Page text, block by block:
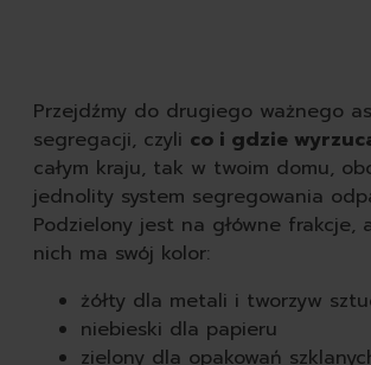
zmywanie
płyny
Przejdźmy do drugiego ważnego
segregacji, czyli co i gdzie
całym kraju, tak w twoim domu,
jednolity system segregowania
Podzielony jest na główne frakcje,
nich ma swój kolor:
żółty dla metali i tworzyw
niebieski dla papieru
zielony dla opakowań